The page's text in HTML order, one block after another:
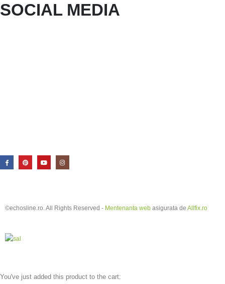
SOCIAL MEDIA
©echosline.ro. All Rights Reserved - Mentenanta web asigurata de Allfix.ro
You've just added this product to the cart: